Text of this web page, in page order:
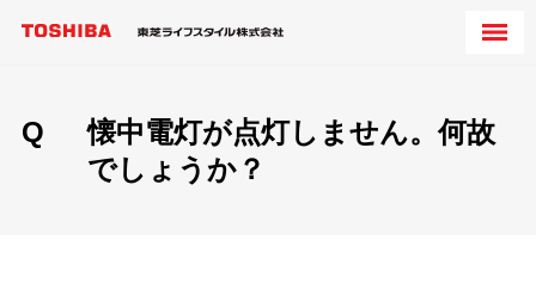
Q
懐中電灯が点灯しません。何故
でしょうか？